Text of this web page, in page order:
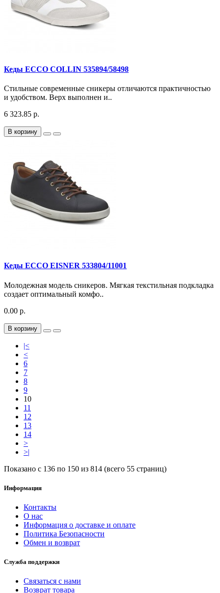
Кеды ECCO COLLIN 535894/58498
Стильные современные сникеры отличаются практичностью
и удобством. Верх выполнен и..
6 323.85 р.
В корзину
Кеды ECCO EISNER 533804/11001
Молодежная модель сникеров. Мягкая текстильная подкладка
создает оптимальный комфо..
0.00 р.
В корзину
|<
<
6
7
8
9
10
11
12
13
14
>
>|
Показано с 136 по 150 из 814 (всего 55 страниц)
Информация
Контакты
О нас
Информация о доставке и оплате
Политика Безопасности
Обмен и возврат
Служба поддержки
Связаться с нами
Возврат товара